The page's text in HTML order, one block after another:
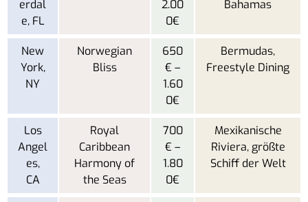
erdal
e, FL
2.00
0€
Bahamas
New
York,
NY
Norwegian
Bliss
650
€ –
1.60
0€
Bermudas,
Freestyle Dining
Los
Angel
es,
CA
Royal
Caribbean
Harmony of
the Seas
700
€ –
1.80
0€
Mexikanische
Riviera, größte
Schiff der Welt